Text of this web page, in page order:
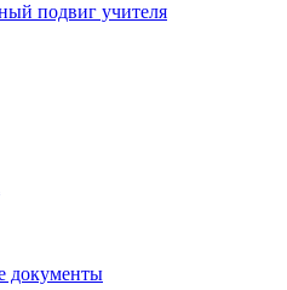
подвиг учителя
документы